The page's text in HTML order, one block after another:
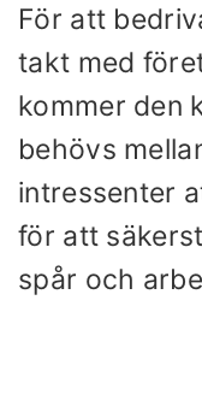
För att
takt med
kommer den
behövs
intressenter
för att
spår och